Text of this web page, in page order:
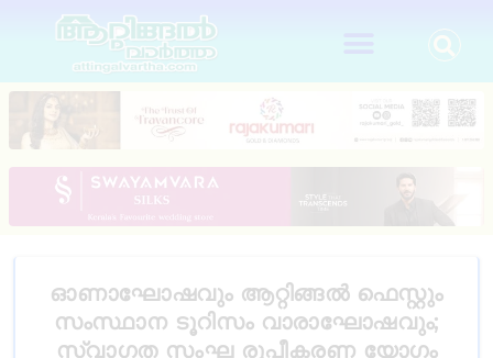
ഓണാഘോഷവും ആറ്റിങ്ങൽ ഫെസ്റ്റും
സംസ്ഥാന ടൂറിസം വാരാഘോഷവും;
സ്വാഗത സംഘ രൂപീകരണ യോഗം